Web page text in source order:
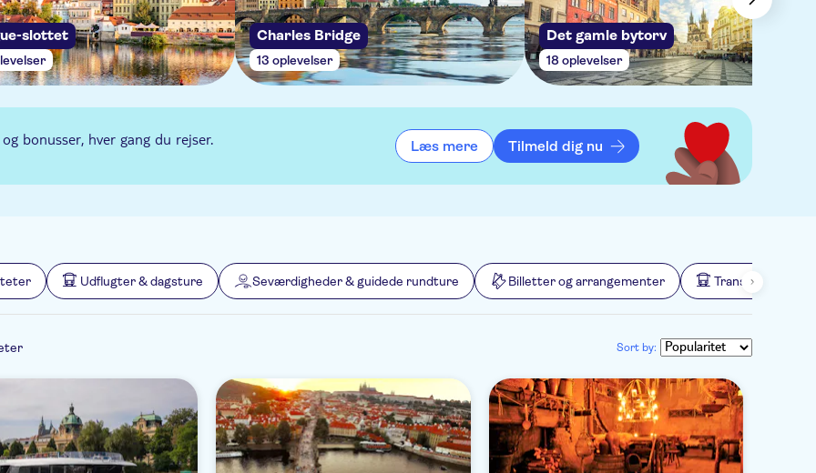
slottet Charles Bridge
13 oplevelser
Det gamle bytorv
18 oplevelser
bonusser, hver gang du rejser. Læs mere Tilmeld dig nu
Udflugter & dagsture Seværdigheder & guidede rundture Billetter og arrangementer Transport
Sort by: